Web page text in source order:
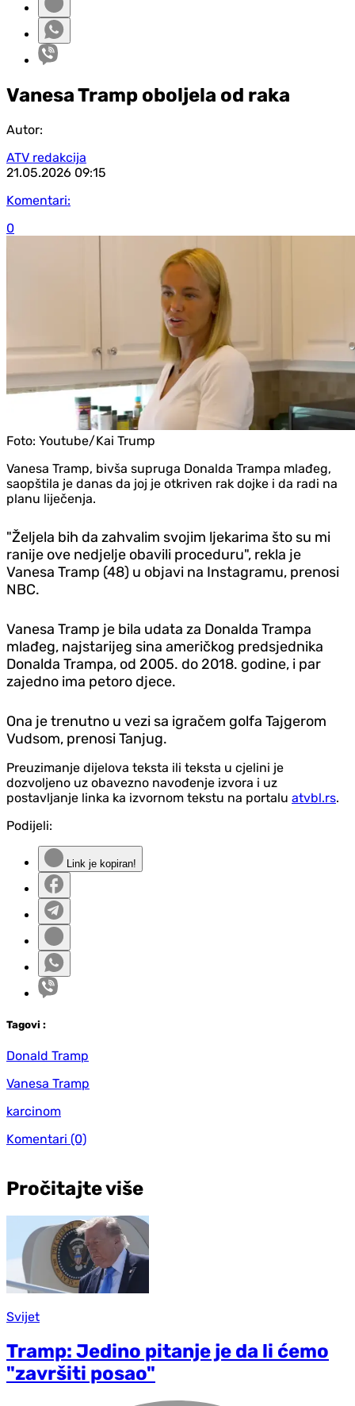
Vanesa Tramp oboljela od raka
Autor:
ATV redakcija
21.05.2026 09:15
Komentari:
0
Foto: Youtube/Kai Trump
Vanesa Tramp, bivša supruga Donalda Trampa mlađeg,
saopštila je danas da joj je otkriven rak dojke i da radi na
planu liječenja.
"Željela bih da zahvalim svojim ljekarima što su mi
ranije ove nedjelje obavili proceduru", rekla je
Vanesa Tramp (48) u objavi na Instagramu, prenosi
NBC.
Vanesa Tramp je bila udata za Donalda Trampa
mlađeg, najstarijeg sina američkog predsjednika
Donalda Trampa, od 2005. do 2018. godine, i par
zajedno ima petoro djece.
Ona je trenutno u vezi sa igračem golfa Tajgerom
Vudsom, prenosi Tanjug.
Preuzimanje dijelova teksta ili teksta u cjelini je
dozvoljeno uz obavezno navođenje izvora i uz
postavljanje linka ka izvornom tekstu na portalu atvbl.rs.
Podijeli:
Link je kopiran!
Tagovi :
Donald Tramp
Vanesa Tramp
karcinom
Komentari (0)
Pročitajte više
Svijet
Tramp: Jedino pitanje je da li ćemo
"završiti posao"